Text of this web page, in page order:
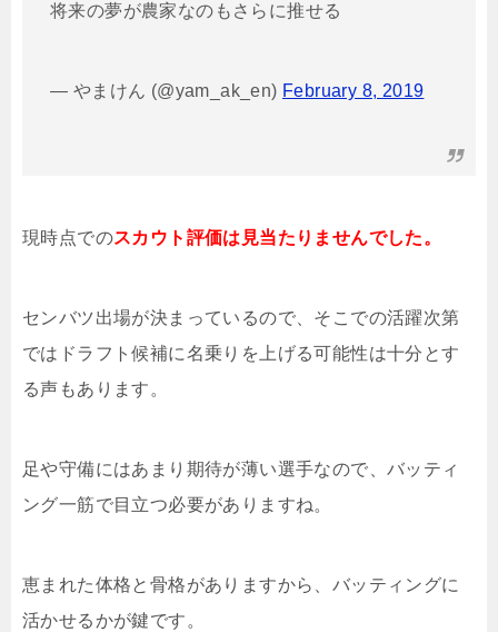
将来の夢が農家なのもさらに推せる
— やまけん (@yam_ak_en) February 8, 2019
現時点でのスカウト評価は見当たりませんでした。
センバツ出場が決まっているので、そこでの活躍次第
ではドラフト候補に名乗りを上げる可能性は十分とす
る声もあります。
足や守備にはあまり期待が薄い選手なので、バッティ
ング一筋で目立つ必要がありますね。
恵まれた体格と骨格がありますから、バッティングに
活かせるかが鍵です。